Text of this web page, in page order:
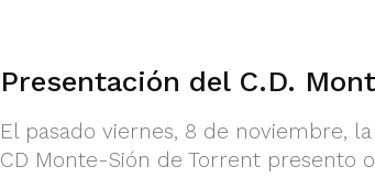
Presentación del C.D.
El pasado viernes, 8 de noviembre,
CD Monte-Sión de Torrent presento